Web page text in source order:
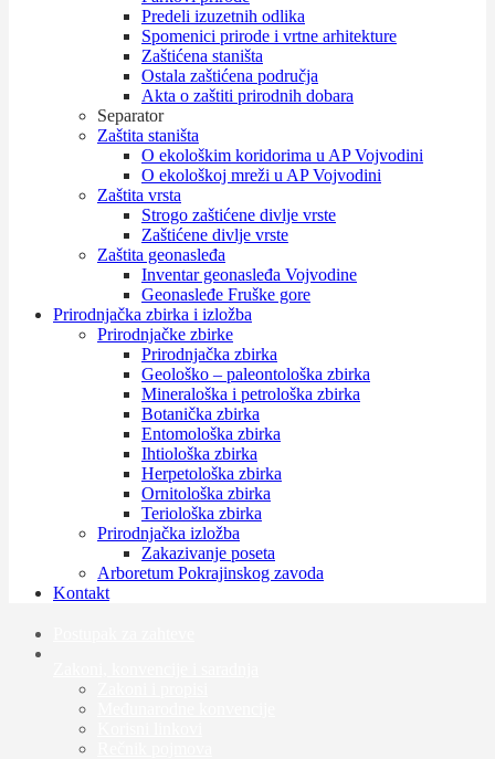
Predeli izuzetnih odlika
Spomenici prirode i vrtne arhitekture
Zaštićena staništa
Ostala zaštićena područja
Akta o zaštiti prirodnih dobara
Separator
Zaštita staništa
O ekološkim koridorima u AP Vojvodini
O ekološkoj mreži u AP Vojvodini
Zaštita vrsta
Strogo zaštićene divlje vrste
Zaštićene divlje vrste
Zaštita geonasleđa
Inventar geonasleđa Vojvodine
Geonasleđe Fruške gore
Prirodnjačka zbirka i izložba
Prirodnjačke zbirke
Prirodnjačka zbirka
Geološko – paleontološka zbirka
Mineraloška i petrološka zbirka
Botanička zbirka
Entomološka zbirka
Ihtiološka zbirka
Herpetološka zbirka
Ornitološka zbirka
Teriološka zbirka
Prirodnjačka izložba
Zakazivanje poseta
Arboretum Pokrajinskog zavoda
Kontakt